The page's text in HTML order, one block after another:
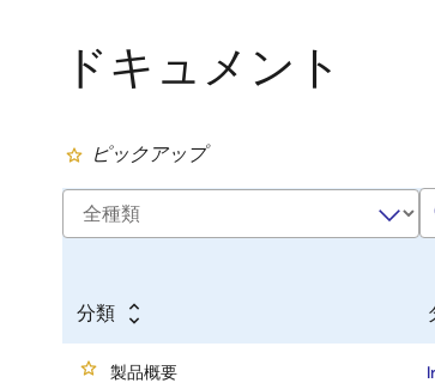
ドキュメント
ピックアップ
分類
製品概要